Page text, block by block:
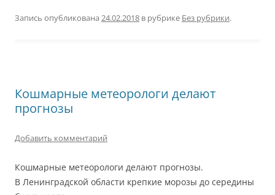
Запись опубликована 24.02.2018 в рубрике Без рубрики.
Кошмарные метеорологи делают
прогнозы
Добавить комментарий
Кошмарные метеорологи делают прогнозы.
В Ленинградской области крепкие морозы до середины